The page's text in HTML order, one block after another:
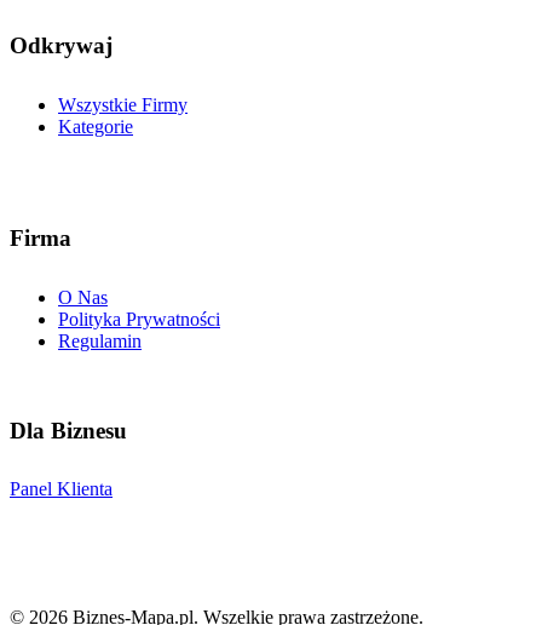
Odkrywaj
Wszystkie Firmy
Kategorie
Firma
O Nas
Polityka Prywatności
Regulamin
Dla Biznesu
Panel Klienta
© 2026 Biznes-Mapa.pl. Wszelkie prawa zastrzeżone.